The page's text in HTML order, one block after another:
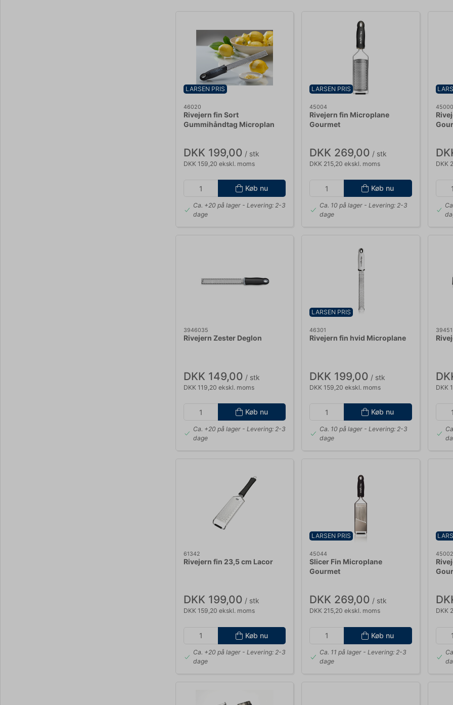
LARSEN PRIS
46020
Rivejern fin Sort
Gummihåndtag Microplan
DKK 199,00 / stk
DKK 159,20 ekskl. moms
Køb nu
Ca. +20 på lager- Levering: 2-3
dage
LARSEN PRIS
45004
Rivejern fin Microplane
Gourmet
DKK 269,00 / stk
DKK 215,20 ekskl. moms
Køb nu
Ca. 10 på lager- Levering: 2-3
dage
45000
DKK
3946035
Rivejern Zester Deglon
DKK 149,00 / stk
DKK 119,20 ekskl. moms
Køb nu
Ca. +20 på lager- Levering: 2-3
dage
LARSEN PRIS
46301
Rivejern fin hvid Microplane
DKK 199,00 / stk
DKK 159,20 ekskl. moms
Køb nu
Ca. 10 på lager- Levering: 2-3
dage
DKK
61342
Rivejern fin 23,5 cm Lacor
DKK 199,00 / stk
DKK 159,20 ekskl. moms
Køb nu
Ca. +20 på lager- Levering: 2-3
dage
LARSEN PRIS
45044
Slicer Fin Microplane
Gourmet
DKK 269,00 / stk
DKK 215,20 ekskl. moms
Køb nu
Ca. 11 på lager- Levering: 2-3
dage
45002
DKK